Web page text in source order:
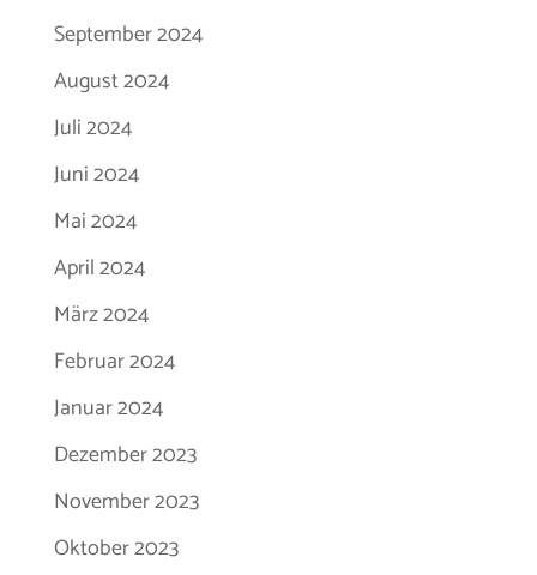
September 2024
August 2024
Juli 2024
Juni 2024
Mai 2024
April 2024
März 2024
Februar 2024
Januar 2024
Dezember 2023
November 2023
Oktober 2023